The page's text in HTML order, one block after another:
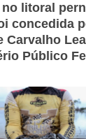
litoral
concedida
Carvalho
Público